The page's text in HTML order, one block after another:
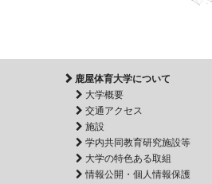
鹿屋体育大学について
大学概要
交通アクセス
施設
学内共同教育研究施設等
大学の特色ある取組
情報公開・個人情報保護